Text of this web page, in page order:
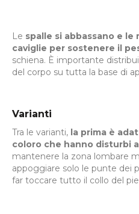
Le spalle si abbassano e le
caviglie per sostenere il
schiena. È importante
del corpo su tutta la base di
Varianti
Tra le varianti, la prima è
coloro che hanno disturbi
mantenere la zona lombare
appoggiare solo le punte dei
far toccare tutto il collo del